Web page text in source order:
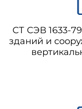
СТ СЭВ 1633-
зданий и